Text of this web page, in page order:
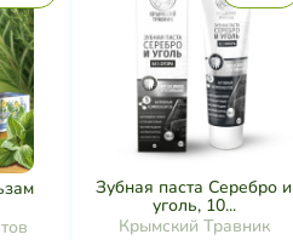
Зубная паста Серебро и
уголь, 10...
Крымский Травник